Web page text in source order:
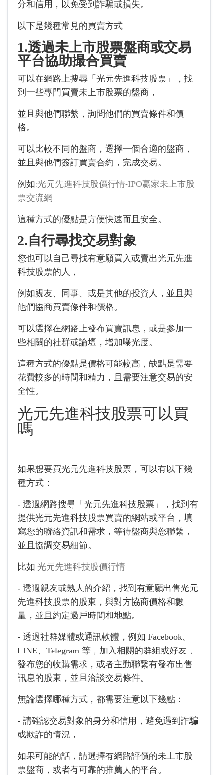
分和信用，以免受到詐騙或損失。
以下是幾種常見的買賣方式：
1.透過未上市股票盤商或交易
平台協助撮合買賣
可以在網路上搜尋「光元先進科技股票」，找
到一些專門買賣未上市股票的盤商，
並且與他們聯繫，詢問他們的買賣條件和價
格。
可以比較不同的盤商，選擇一個合適的盤商，
並且與他們簽訂買賣合約，完成交易。
例如:光元先進科技股價行情-IPO贏家未上市股
票交流網
這種方式的優點是方便快速而且安全。
2.自行尋找交易對象
您也可以自己尋找有意願買入或賣出光元先進
科技股票的人，
例如親友、同事、或是其他的投資人，並且與
他們協商買賣條件和價格。
可以選擇在網路上發布買賣訊息，或是參加一
些相關的社群或論壇，增加曝光度。
這種方式的優點是價格可能較高，缺點是需要
花費較多的時間和精力，且需要注意交易的安
全性。
光元先進科技股票可以買
嗎
如果想要買光元先進科技股票，可以有以下幾
種方式：
- 透過網路搜尋「光元先進科技股票」，找到有
提供光元先進科技股票買賣的網站或平台，填
寫您的聯絡資訊和需求，等待盤商與您聯繫，
並且協調交易細節。
比如 光元先進科技股價行情
- 透過親友或熟人的介紹，找到有意願出售光元
先進科技股票的股東，與對方協商價格和數
量，並且約定過戶時間和地點。
- 透過社群媒體或通訊軟體，例如 Facebook、
LINE、Telegram 等，加入相關的群組或好友，
發布您的收購需求，或者主動聯繫有發布出售
訊息的股東，並且洽談交易條件。
無論選擇哪種方式，都需要注意以下幾點：
- 請確認交易對象的身分和信用，避免遇到詐騙
或欺詐的情況，
如果可能的話，請選擇有網路評價的未上市股
票盤商，或者有可靠的推薦人的平台。